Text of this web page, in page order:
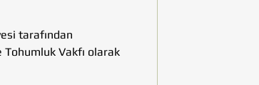
tarafından
Tohumluk Vakfı olarak